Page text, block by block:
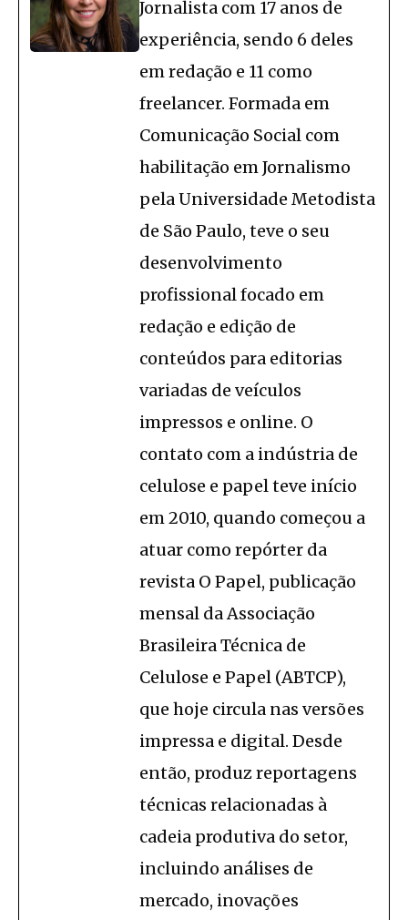
Jornalista com 17 anos de
experiência, sendo 6 deles
em redação e 11 como
freelancer. Formada em
Comunicação Social com
habilitação em Jornalismo
pela Universidade Metodista
de São Paulo, teve o seu
desenvolvimento
profissional focado em
redação e edição de
conteúdos para editorias
variadas de veículos
impressos e online. O
contato com a indústria de
celulose e papel teve início
em 2010, quando começou a
atuar como repórter da
revista O Papel, publicação
mensal da Associação
Brasileira Técnica de
Celulose e Papel (ABTCP),
que hoje circula nas versões
impressa e digital. Desde
então, produz reportagens
técnicas relacionadas à
cadeia produtiva do setor,
incluindo análises de
mercado, inovações